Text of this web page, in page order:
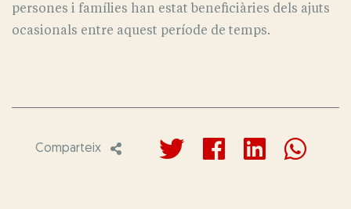
persones i famílies han estat beneficiàries dels ajuts
ocasionals entre aquest període de temps.
Comparteix